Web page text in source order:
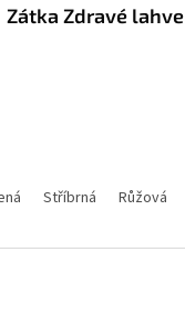
Zátka Zdravé lahve
Stříbrná Růžová